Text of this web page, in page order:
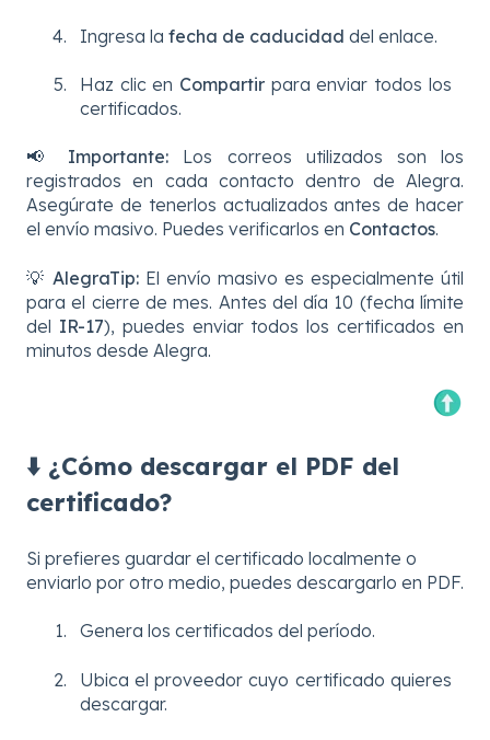
Ingresa la fecha de caducidad del enlace.
Haz clic en Compartir para enviar todos los
certificados.
📢 Importante: Los correos utilizados son los
registrados en cada contacto dentro de Alegra.
Asegúrate de tenerlos actualizados antes de hacer
el envío masivo. Puedes verificarlos en Contactos.
💡 AlegraTip: El envío masivo es especialmente útil
para el cierre de mes. Antes del día 10 (fecha límite
del IR-17), puedes enviar todos los certificados en
minutos desde Alegra.
⬇️ ¿Cómo descargar el PDF del
certificado?
Si prefieres guardar el certificado localmente o
enviarlo por otro medio, puedes descargarlo en PDF.
Genera los certificados del período.
Ubica el proveedor cuyo certificado quieres
descargar.